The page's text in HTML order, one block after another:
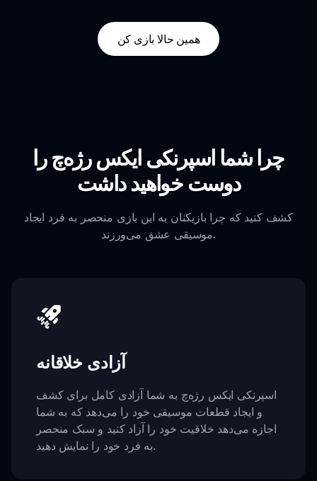
همین حالا بازی کن
چرا شما اسپرنکی ایکس رژه‌چ را
دوست خواهید داشت
کشف کنید که چرا بازیکنان به این بازی منحصر به فرد ایجاد
موسیقی عشق می‌ورزند.
آزادی خلاقانه
اسپرنکی ایکس رژه‌چ به شما آزادی کامل برای کشف
و ایجاد قطعات موسیقی خود را می‌دهد که به شما
اجازه می‌دهد خلاقیت خود را آزاد کنید و سبک منحصر
به فرد خود را نمایش دهید.